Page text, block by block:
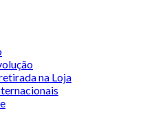
na Loja